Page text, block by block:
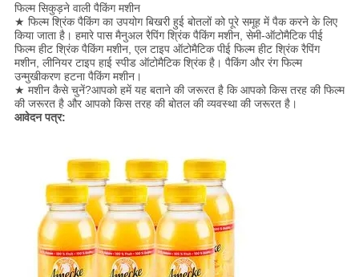
फिल्म सिकुड़ने वाली पैकिंग मशीन
★ फिल्म श्रिंक पैकिंग का उपयोग बिखरी हुई बोतलों को पूरे समूह में पैक करने के लिए
किया जाता है। हमारे पास मैनुअल रैपिंग श्रिंक पैकिंग मशीन, सेमी-ऑटोमैटिक पीई
फिल्म हीट श्रिंक पैकिंग मशीन, एल टाइप ऑटोमैटिक पीई फिल्म हीट श्रिंक रैपिंग
मशीन, लीनियर टाइप हाई स्पीड ऑटोमैटिक श्रिंक है। पैकिंग और रंग फिल्म
उन्मुखीकरण हटना पैकिंग मशीन।
★ मशीन कैसे चुनें?आपको हमें यह बताने की जरूरत है कि आपको किस तरह की फिल्म
की जरूरत है और आपको किस तरह की बोतल की व्यवस्था की जरूरत है।
आवेदन पत्र: